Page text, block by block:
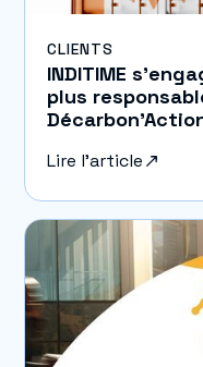
CLIENTS
INDITIME
plus
Lire l'article